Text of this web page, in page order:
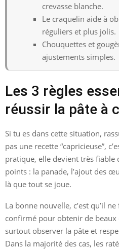
crevasse blanche.
Le craquelin aide à
réguliers et plus jolis.
Chouquettes et
ajustements simples.
Les 3 règles
réussir la pâte à
Si tu es dans cette situation,
pas une recette “capricieuse”,
pratique, elle devient très
points : la panade, l’ajout des
là que tout se joue.
La bonne nouvelle, c’est qu’il
confirmé pour obtenir de
surtout observer la pâte et
Dans la majorité des cas, les